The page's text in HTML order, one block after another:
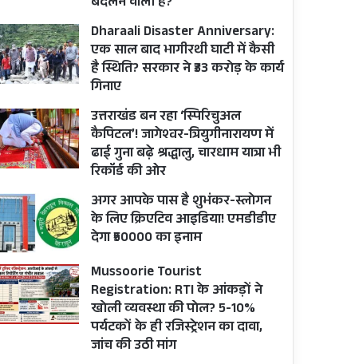
Dharaali Disaster Anniversary:
एक साल बाद भागीरथी घाटी में कैसी
है स्थिति? सरकार ने ₹33 करोड़ के कार्य
गिनाए
उत्तराखंड बन रहा ‘स्पिरिचुअल
कैपिटल’! जागेश्वर-त्रियुगीनारायण में
ढाई गुना बढ़े श्रद्धालु, चारधाम यात्रा भी
रिकॉर्ड की ओर
अगर आपके पास है शुभंकर-स्लोगन
के लिए क्रिएटिव आइडिया! एमडीडीए
देगा ₹50000 का इनाम
Mussoorie Tourist
Registration: RTI के आंकड़ों ने
खोली व्यवस्था की पोल? 5-10%
पर्यटकों के ही रजिस्ट्रेशन का दावा,
जांच की उठी मांग